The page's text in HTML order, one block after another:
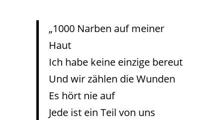
„1000 Narben auf meiner
Haut
Ich habe keine einzige bereut
Und wir zählen die Wunden
Es hört nie auf
Jede ist ein Teil von uns